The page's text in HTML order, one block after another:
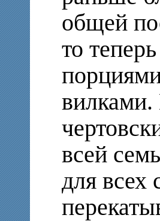
общей
то
вилками.
всей
для всех